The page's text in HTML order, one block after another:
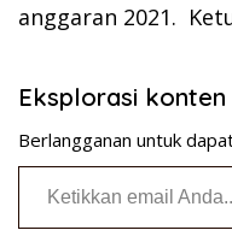
anggaran 2021.
Eksplorasi
Berlangganan untuk
Ketikkan email Anda...